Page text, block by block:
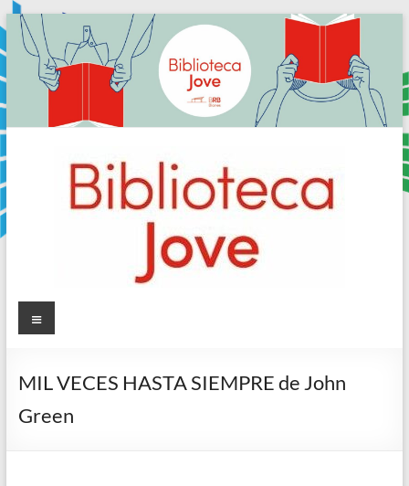
Skip
content
Sala
Biblioteca
de
Menú
MIL VECES HASTA SIEMPRE de John
Green